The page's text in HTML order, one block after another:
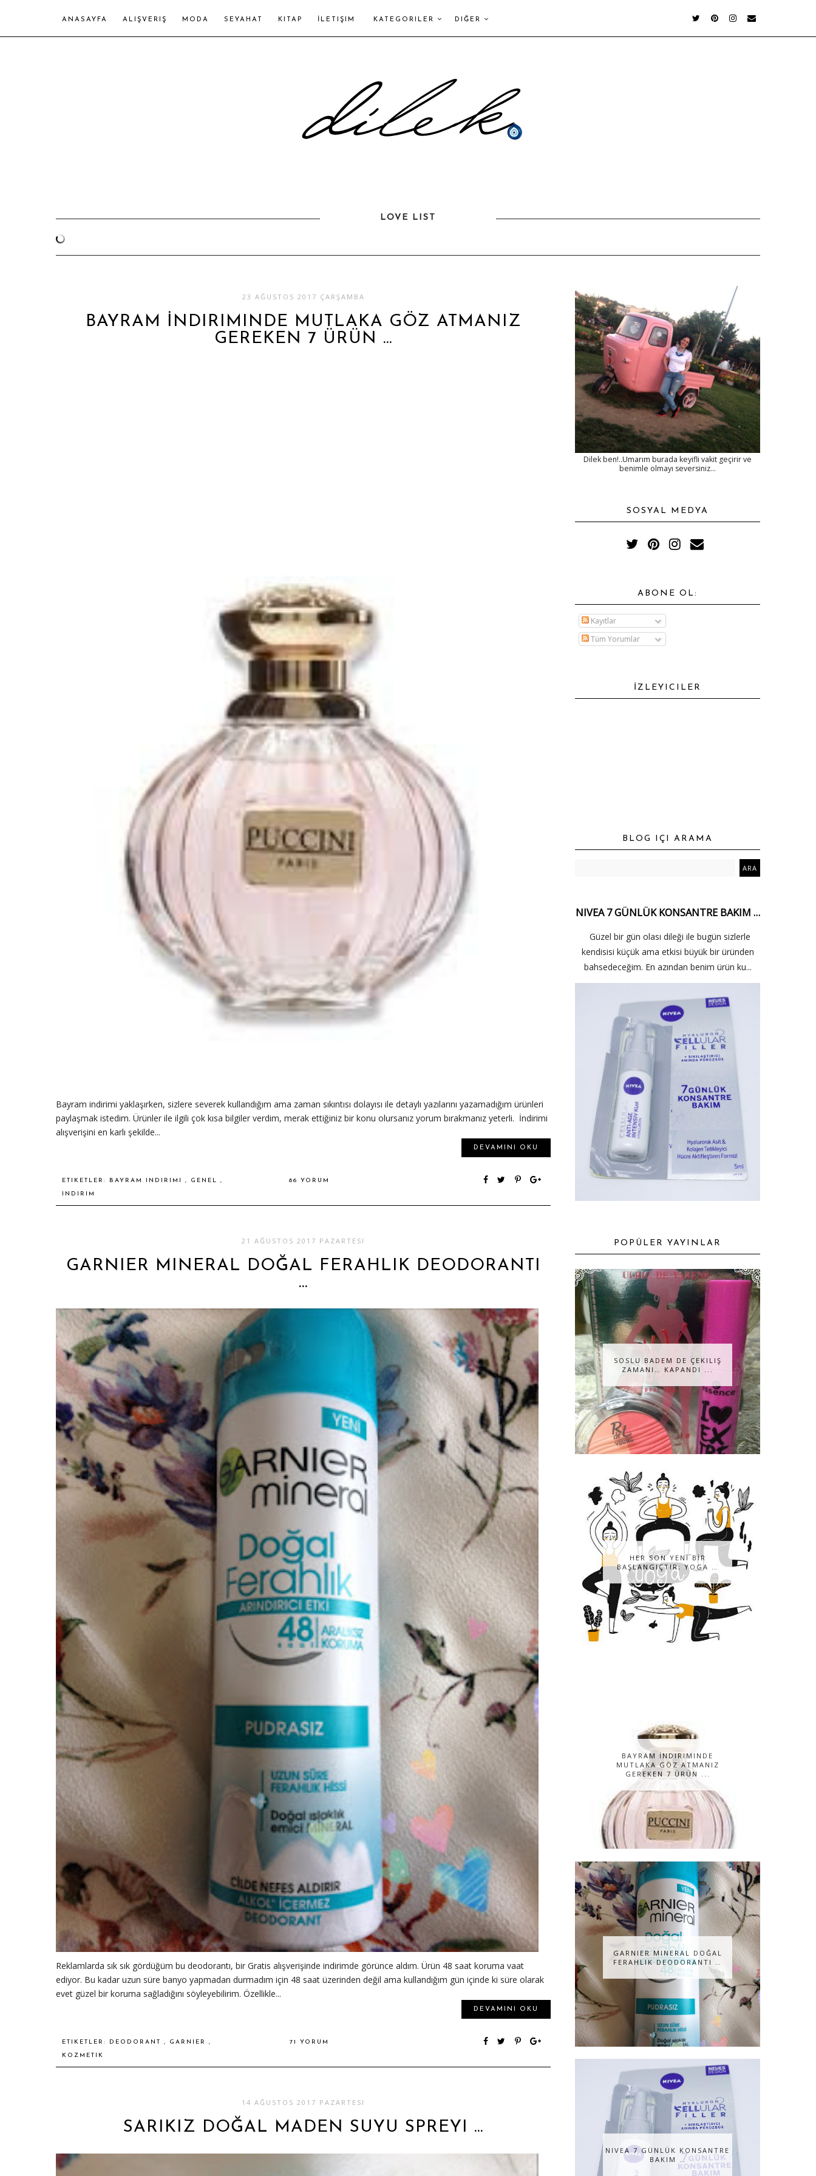
ANASAYFA ALIŞVERIŞ MODA SEYAHAT KITAP İLETIŞIM KATEGORILER DIĞER
LOVE LIST
23 AĞUSTOS 2017 ÇARŞAMBA
BAYRAM İNDIRIMINDE MUTLAKA GÖZ ATMANIZ
GEREKEN 7 ÜRÜN ...
Bayram indirimi yaklaşırken, sizlere severek kullandığım ama zaman sıkıntısı dolayısı ile detaylı yazılarını yazamadığım ürünleri
paylaşmak istedim. Ürünler ile ilgili çok kısa bilgiler verdim, merak ettiğiniz bir konu olursanız yorum bırakmanız yeterli. İndirimi
alışverişini en karlı şekilde...
DEVAMINI OKU
ETIKETLER: BAYRAM INDIRIMI , GENEL ,
INDIRIM
86 YORUM
21 AĞUSTOS 2017 PAZARTESI
GARNIER MINERAL DOĞAL FERAHLIK DEODORANTI
…
Reklamlarda sık sık gördüğüm bu deodorantı, bir Gratis alışverişinde indirimde görünce aldım. Ürün 48 saat koruma vaat
ediyor. Bu kadar uzun süre banyo yapmadan durmadım için 48 saat üzerinden değil ama kullandığım gün içinde ki süre olarak
evet güzel bir koruma sağladığını söyleyebilirim. Özellikle...
DEVAMINI OKU
ETIKETLER: DEODORANT , GARNIER ,
KOZMETIK
71 YORUM
14 AĞUSTOS 2017 PAZARTESI
SARIKIZ DOĞAL MADEN SUYU SPREYI …
Dilek ben!..Umarım burada keyifli vakit geçirir ve
benimle olmayı seversiniz...
SOSYAL MEDYA
ABONE OL:
Kayıtlar
Tüm Yorumlar
İZLEYICILER
BLOG IÇI ARAMA
NIVEA 7 GÜNLÜK KONSANTRE BAKIM …
Güzel bir gün olası dileği ile bugün sizlerle
kendisisi küçük ama etkisi büyük bir üründen
bahsedeceğim. En azından benim ürün ku...
POPÜLER YAYINLAR
SOSLU BADEM DE ÇEKILIŞ
ZAMANI… KAPANDI ...
HER SON YENİ BİR
BAŞLANGIÇTIR; YOGA …
BAYRAM İNDIRIMINDE
MUTLAKA GÖZ ATMANIZ
GEREKEN 7 ÜRÜN ...
GARNIER MINERAL DOĞAL
FERAHLIK DEODORANTI …
NIVEA 7 GÜNLÜK KONSANTRE
BAKIM …